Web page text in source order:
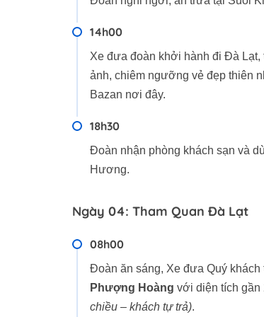
14h00
Xe đưa đoàn khởi hành đi Đà
ảnh, chiêm ngưỡng vẻ đẹp thiên
Bazan nơi đây.
18h30
Đoàn nhận phòng khách sạn và
Hương.
Ngày 04: Tham Quan Đà Lạt
08h00
Đoàn ăn sáng, Xe đưa Quý khách
Phượng Hoàng với diện tích gần
chiều – khách tự trả).